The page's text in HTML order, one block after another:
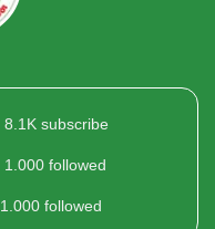
8.1K subscribe
1.000 followed
1.000 followed